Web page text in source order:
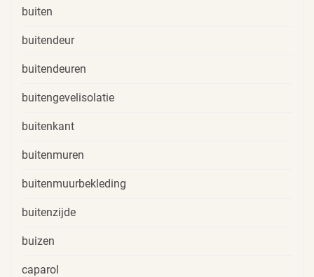
buiten
buitendeur
buitendeuren
buitengevelisolatie
buitenkant
buitenmuren
buitenmuurbekleding
buitenzijde
buizen
caparol